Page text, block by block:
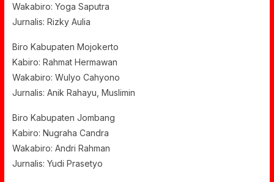
Wakabiro: Yoga Saputra
Jurnalis: Rizky Aulia
Biro Kabupaten Mojokerto
Kabiro: Rahmat Hermawan
Wakabiro: Wulyo Cahyono
Jurnalis: Anik Rahayu, Muslimin
Biro Kabupaten Jombang
Kabiro: Nugraha Candra
Wakabiro: Andri Rahman
Jurnalis: Yudi Prasetyo